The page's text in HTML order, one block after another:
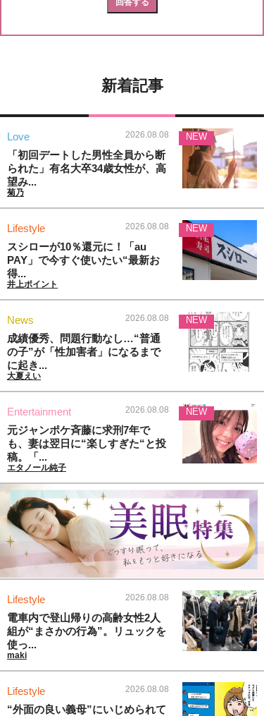
新着記事
Love 2026.08.08
「初回デートした男性全員から断
られた」有名大卒34歳女性が、高
望み...
菊乃
NEW
Lifestyle 2026.08.08
スシローが10％還元に！「au
PAY」で今すぐ使いたい“最新お
得...
井上ポイント
NEW
News 2026.08.08
成績優秀、問題行動なし…“普通
の子”が「性加害者」になるまで
に起き...
大夏えい
NEW
Entertainment 2026.08.08
元ジャンポケ斉藤に求刑7年で
も、妻は翌日に“楽しすぎた“と投
稿。「...
エタノール純子
NEW
Lifestyle 2026.08.08
電車内で登山帰りの高齢女性2人
組が“まさかの行為”。リュックを
使っ...
maki
Lifestyle 2026.08.08
“外面の良い義母”にいじめられて